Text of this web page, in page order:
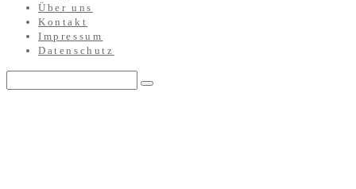
Über uns
Kontakt
Impressum
Datenschutz